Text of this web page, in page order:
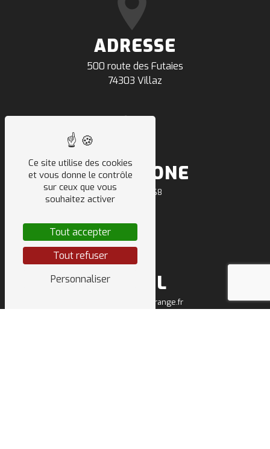
ADRESSE
500 route des Futaies
74303 Villaz
TÉLÉPHONE
04 50 64 91 68
E-MAIL
sarl.deletraz.tp@orange.fr
Ce site utilise des cookies
et vous donne le contrôle
sur ceux que vous
souhaitez activer
Tout accepter
Tout refuser
Personnaliser